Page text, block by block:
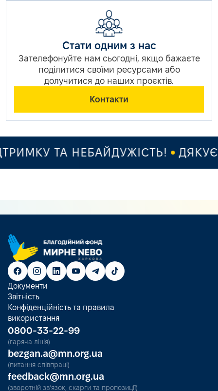
Стати одним з нас
Зателефонуйте нам сьогодні, якщо бажаєте
поділитися своїми ресурсами або
долучитися до наших проєктів.
Контакти
ТА НЕБАЙДУЖІСТЬ!
Документи
Звітність
Конфіденційність та правила
використання
0800-33-22-99
(гаряча лінія)
bezgan.a@mn.org.ua
(питання співпраці)
feedback@mn.org.ua
(зворотній зв’язок, скарги та пропозиції)